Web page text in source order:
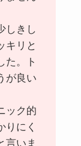
しきし
キリと
た。ト
が良い
ック的
りにく
言いま